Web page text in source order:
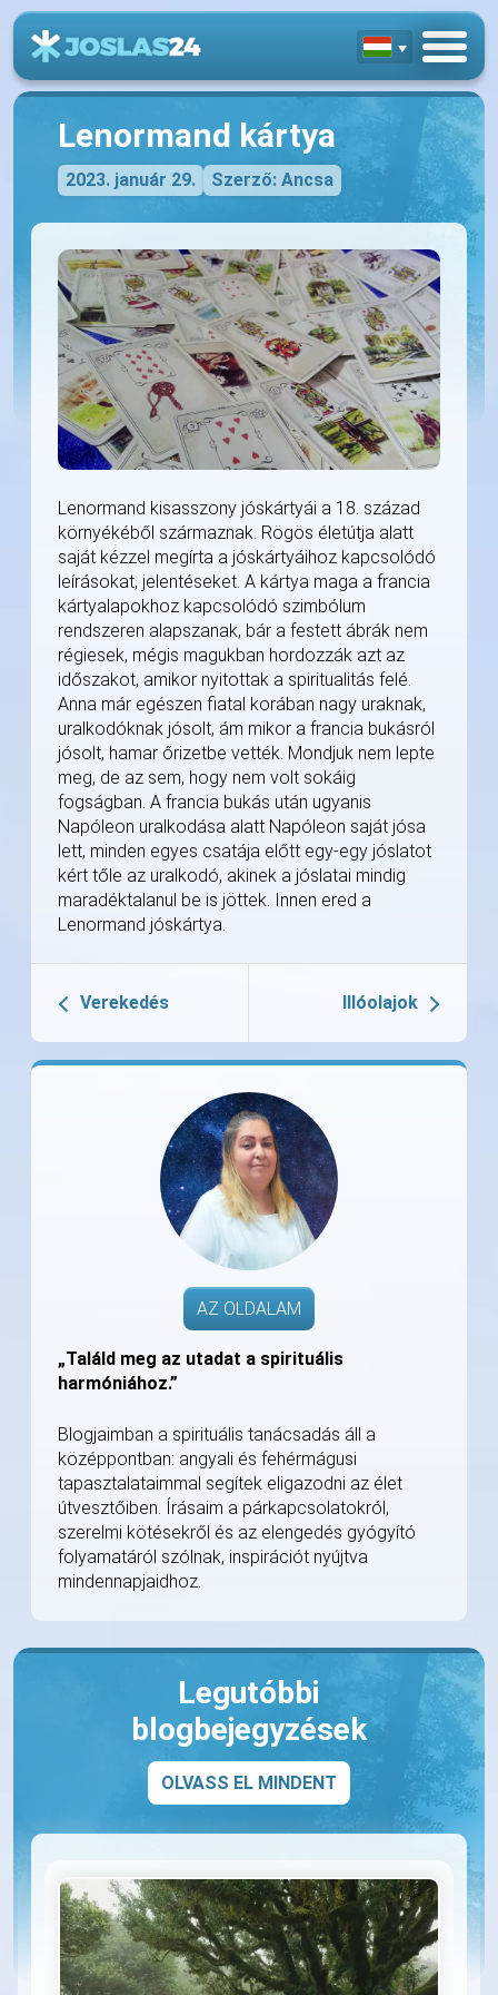
Lenormand kártya
2023. január 29. Szerző: Ancsa
Lenormand kisasszony jóskártyái a 18. század
környékéből származnak. Rögös életútja alatt
saját kézzel megírta a jóskártyáihoz kapcsolódó
leírásokat, jelentéseket. A kártya maga a francia
kártyalapokhoz kapcsolódó szimbólum
rendszeren alapszanak, bár a festett ábrák nem
régiesek, mégis magukban hordozzák azt az
időszakot, amikor nyitottak a spiritualitás felé.
Anna már egészen fiatal korában nagy uraknak,
uralkodóknak jósolt, ám mikor a francia bukásról
jósolt, hamar őrizetbe vették. Mondjuk nem lepte
meg, de az sem, hogy nem volt sokáig
fogságban. A francia bukás után ugyanis
Napóleon uralkodása alatt Napóleon saját jósa
lett, minden egyes csatája előtt egy-egy jóslatot
kért tőle az uralkodó, akinek a jóslatai mindig
maradéktalanul be is jöttek. Innen ered a
Lenormand jóskártya.
Verekedés Illóolajok
AZ OLDALAM
„Találd meg az utadat a spirituális
harmóniához.”
Blogjaimban a spirituális tanácsadás áll a
középpontban: angyali és fehérmágusi
tapasztalataimmal segítek eligazodni az élet
útvesztőiben. Írásaim a párkapcsolatokról,
szerelmi kötésekről és az elengedés gyógyító
folyamatáról szólnak, inspirációt nyújtva
mindennapjaidhoz.
Legutóbbi
blogbejegyzések
OLVASS EL MINDENT